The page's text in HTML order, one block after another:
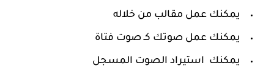
يمكنك عمل مقالب من خلاله
يمكنك عمل صوتك كـ صوت فتاة
يمكنك استيراد الصوت المسجل